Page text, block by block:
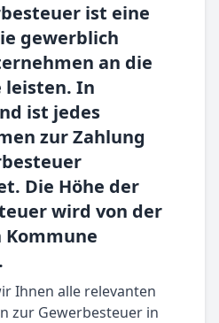
ist eine
gewerblich
an die
leisten. In
ist jedes
zur Zahlung
Die Höhe der
wird von der
Ihnen alle relevanten
zur Gewerbesteuer in